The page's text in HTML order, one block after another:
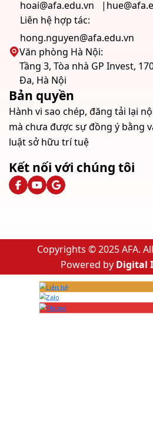
hoai@afa.edu.vn
Liên hệ hợp tác:
hong.nguyen@afa.edu.vn
Văn phòng Hà Nội:
Tầng 3, Tòa nhà GP Invest,
Đa, Hà Nội
Bản quyền
Hành vi sao chép, đăng tải lại
mà chưa được sự đồng ý bằng
luật sở hữu trí tuệ
Kết nối với chúng tôi
Copyrights © 2025 AFA.
Powered by Digital